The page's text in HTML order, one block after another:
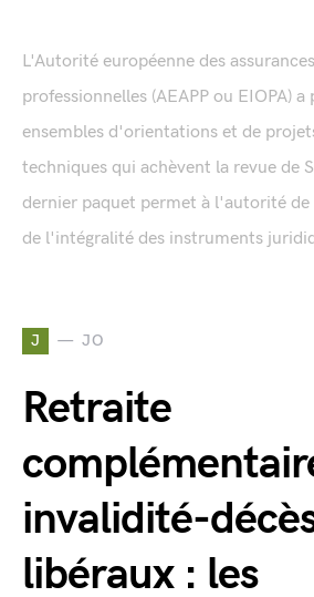
L'Autorité européenne des
professionnelles (AEAPP ou EIOPA)
ensembles d'orientations et de
techniques qui achèvent la revue de
dernier paquet permet à l'autorité
de l'intégralité des instruments
J JO
Retraite
invalidité-
libéraux : les